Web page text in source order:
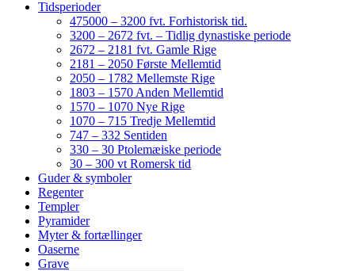
Tidsperioder
475000 – 3200 fvt. Forhistorisk tid.
3200 – 2672 fvt. – Tidlig dynastiske periode
2672 – 2181 fvt. Gamle Rige
2181 – 2050 Første Mellemtid
2050 – 1782 Mellemste Rige
1803 – 1570 Anden Mellemtid
1570 – 1070 Nye Rige
1070 – 715 Tredje Mellemtid
747 – 332 Sentiden
330 – 30 Ptolemæiske periode
30 – 300 vt Romersk tid
Guder & symboler
Regenter
Templer
Pyramider
Myter & fortællinger
Oaserne
Grave